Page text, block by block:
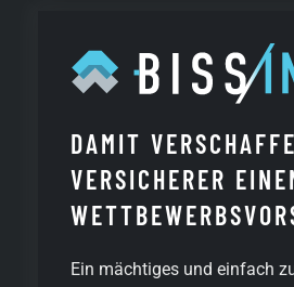
DAMIT
VERSICHERER
Ein mächtiges und einfach